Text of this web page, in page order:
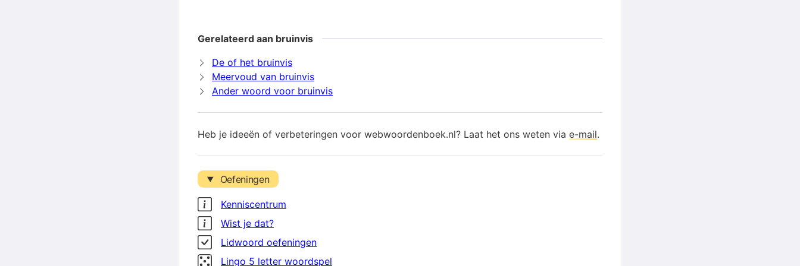
Gerelateerd aan bruinvis
De of het bruinvis
Meervoud van bruinvis
Ander woord voor bruinvis
Heb je ideeën of verbeteringen voor webwoordenboek.nl? Laat het ons weten via e-mail.
Oefeningen
Kenniscentrum
Wist je dat?
Lidwoord oefeningen
Lingo 5 letter woordspel